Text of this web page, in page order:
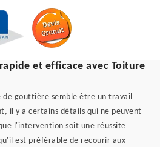
et efficace avec Toiture
de gouttière semble être un travail
il y a certains détails qui ne peuvent
l'intervention soit une réussite
est préférable de recourir aux